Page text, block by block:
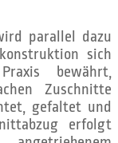
parallel dazu
sich
bewährt,
Zuschnitte
gefaltet und
erfolgt